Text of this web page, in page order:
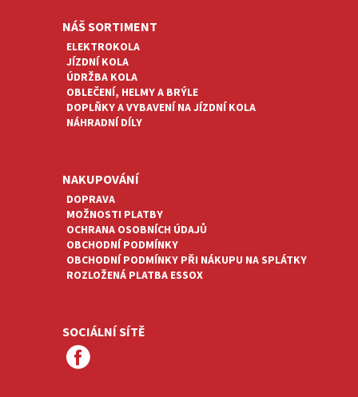
NÁŠ SORTIMENT
ELEKTROKOLA
JÍZDNÍ KOLA
ÚDRŽBA KOLA
OBLEČENÍ, HELMY A BRÝLE
DOPLŇKY A VYBAVENÍ NA JÍZDNÍ KOLA
NÁHRADNÍ DÍLY
NAKUPOVÁNÍ
DOPRAVA
MOŽNOSTI PLATBY
OCHRANA OSOBNÍCH ÚDAJŮ
OBCHODNÍ PODMÍNKY
OBCHODNÍ PODMÍNKY PŘI NÁKUPU NA SPLÁTKY
ROZLOŽENÁ PLATBA ESSOX
SOCIÁLNÍ SÍTĚ